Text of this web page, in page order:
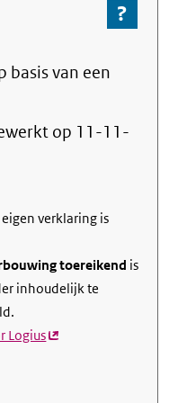
?
Ga
over
basis van een
op 11-11-
verklaring is
toereikend is
inhoudelijk te
Logius(externe